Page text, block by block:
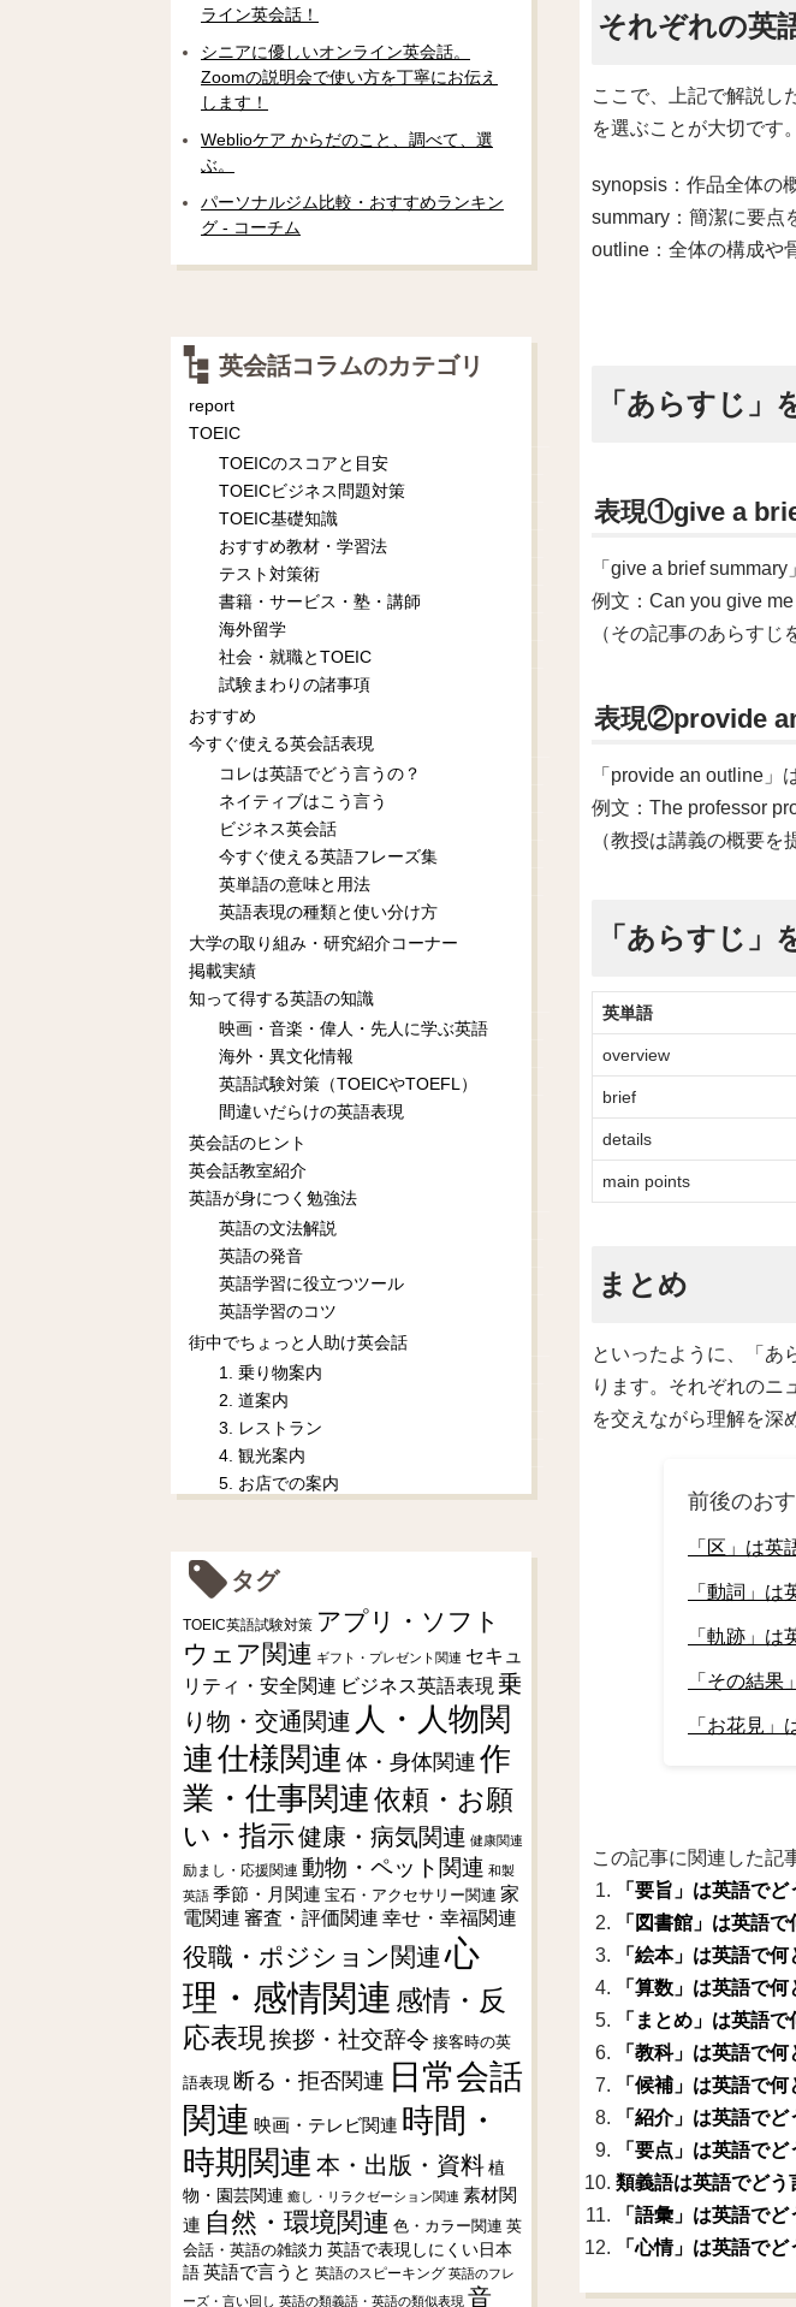
それぞれの英
ここで、上記で解説し
を選ぶことが大切です。
synopsis：作品全体の
summary：簡潔に要点
outline：全体の構成や
「あらすじ
表現①give a
「give a brief
例文：Can you give
（その記事のあらすじ
表現②provide
「provide an outline」
例文：The professor
（教授は講義の概要を
「あらすじ
英単語
overview
brief
details
main points
まとめ
といったように、「あ
ります。それぞれのニ
を交えながら理解を深
前後のお
「区」は英
「動詞」は
「軌跡」は
「その結果
「お花見」
この記事に関連した記
「要旨」は英語で
「図書館」は英語
「絵本」は英語で
「算数」は英語で
「まとめ」は英語
「教科」は英語で
「候補」は英語で
「紹介」は英語で
「要点」は英語で
類義語は英語でどう
「語彙」は英語で
「心情」は英語で
ライン英会話！
シニアに優しいオンライン英会話。
Zoomの説明会で使い方を丁寧にお伝え
します！
Weblioケア からだのこと、調べて、選
ぶ。
パーソナルジム比較・おすすめランキン
グ - コーチム
英会話コラムのカテゴリ
report
TOEIC
TOEICのスコアと目安
TOEICビジネス問題対策
TOEIC基礎知識
おすすめ教材・学習法
テスト対策術
書籍・サービス・塾・講師
海外留学
社会・就職とTOEIC
試験まわりの諸事項
おすすめ
今すぐ使える英会話表現
コレは英語でどう言うの？
ネイティブはこう言う
ビジネス英会話
今すぐ使える英語フレーズ集
英単語の意味と用法
英語表現の種類と使い分け方
大学の取り組み・研究紹介コーナー
掲載実績
知って得する英語の知識
映画・音楽・偉人・先人に学ぶ英語
海外・異文化情報
英語試験対策（TOEICやTOEFL）
間違いだらけの英語表現
英会話のヒント
英会話教室紹介
英語が身につく勉強法
英語の文法解説
英語の発音
英語学習に役立つツール
英語学習のコツ
街中でちょっと人助け英会話
1. 乗り物案内
2. 道案内
3. レストラン
4. 観光案内
5. お店での案内
タグ
TOEIC英語試験対策 アプリ・ソフト
ウェア関連 ギフト・プレゼント関連 セキュ
リティ・安全関連 ビジネス英語表現 乗
り物・交通関連 人・人物関
連仕様関連 体・身体関連 作
業・仕事関連依頼・お願
い・指示健康・病気関連 健康関連
励まし・応援関連 動物・ペット関連 和製
英語 季節・月関連 宝石・アクセサリー関連 家
電関連 審査・評価関連 幸せ・幸福関連
役職・ポジション関連 心
理・感情関連 感情・反
応表現挨拶・社交辞令 接客時の英
語表現 断る・拒否関連 日常会話
関連 映画・テレビ関連 時間・
時期関連 本・出版・資料植
物・園芸関連 癒し・リラクゼーション関連 素材関
連 自然・環境関連 色・カラー関連 英
会話・英語の雑談力 英語で表現しにくい日本
語 英語で言うと 英語のスピーキング 英語のフレ
ーズ・言い回し 英語の類義語・英語の類似表現 音